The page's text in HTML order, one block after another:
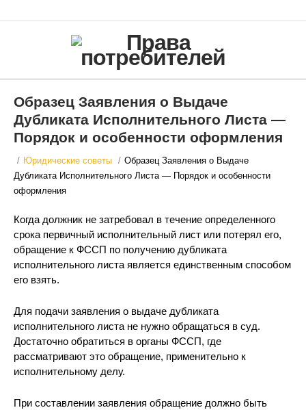
Образец Заявления о Выдаче
Дубликата Исполнительного Листа —
Порядок и особенности оформления
/ Юридические советы / Образец Заявления о Выдаче
Дубликата Исполнительного Листа — Порядок и особенности
оформления
Когда должник не затребовал в течение определенного
срока первичный исполнительный лист или потерял его,
обращение к ФССП по получению дубликата
исполнительного листа является единственным способом
его взять.
Для подачи заявления о выдаче дубликата
исполнительного листа не нужно обращаться в суд.
Достаточно обратиться в органы ФССП, где
рассматривают это обращение, применительно к
исполнительному делу.
При составлении заявления обращение должно быть